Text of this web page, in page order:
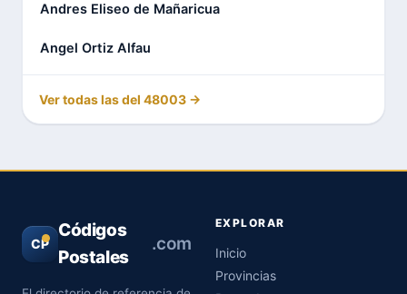
Andres Eliseo de Mañaricua
Angel Ortiz Alfau
Ver todas las del 48003 →
CP
Códigos
Postales
.com
EXPLORAR
Inicio
Provincias